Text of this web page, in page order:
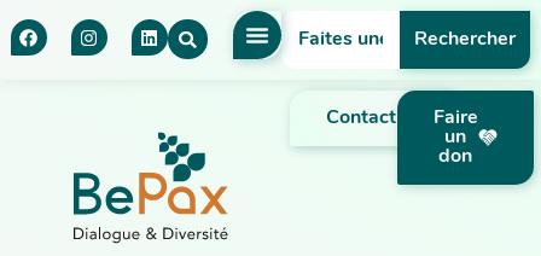
Contact
Faire
un
don
Rechercher